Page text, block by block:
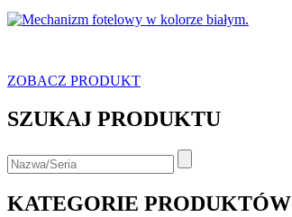
ZOBACZ PRODUKT
SZUKAJ PRODUKTU
KATEGORIE PRODUKTÓW